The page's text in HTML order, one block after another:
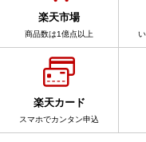
楽天市場
商品数は1億点以上
楽天カード
スマホでカンタン申込